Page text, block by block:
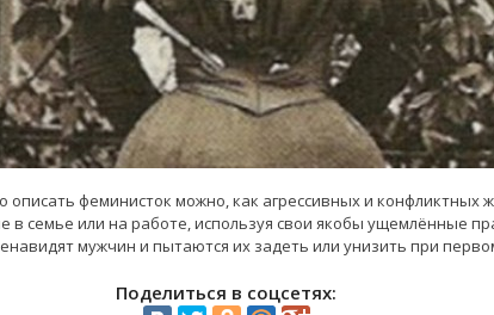
описать феминисток можно, как агрессивных и конфликтных
семье или на работе, используя свои якобы ущемлённые
мужчин и пытаются их задеть или унизить при
Поделиться в соцсетях: